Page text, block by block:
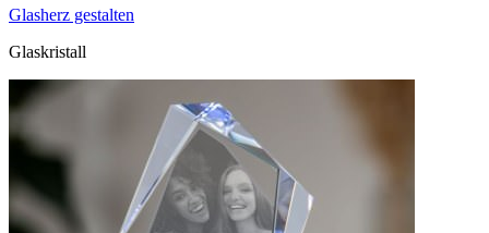
Glasherz gestalten
Glaskristall